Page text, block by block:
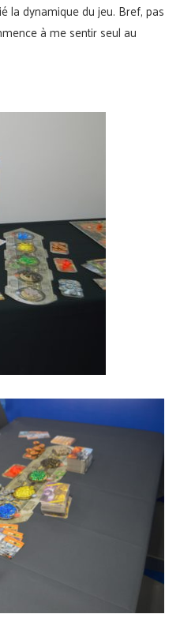
la dynamique du jeu. Bref, pas
à me sentir seul au